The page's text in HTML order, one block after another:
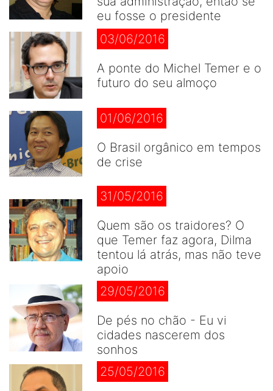
eu fosse o presidente
03/06/2016
A ponte do Michel Temer e o
futuro do seu almoço
01/06/2016
O Brasil orgânico em tempos
de crise
31/05/2016
Quem são os traidores? O
que Temer faz agora, Dilma
tentou lá atrás, mas não teve
apoio
29/05/2016
De pés no chão - Eu vi
cidades nascerem dos
sonhos
25/05/2016